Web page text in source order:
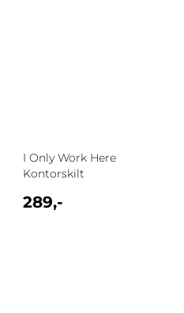
I Only Work Here
Kontorskilt
289,-